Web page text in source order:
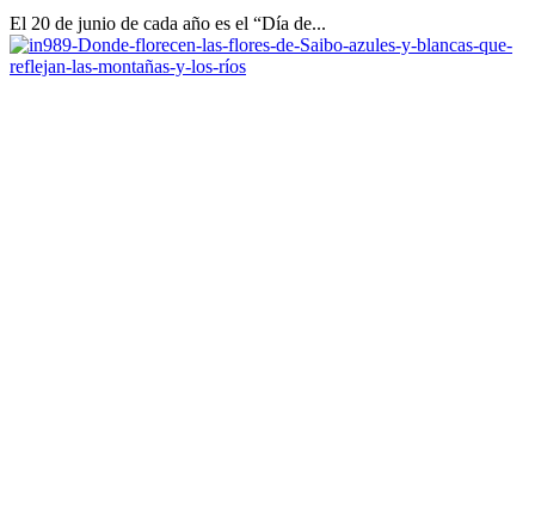
El 20 de junio de cada año es el “Día de...